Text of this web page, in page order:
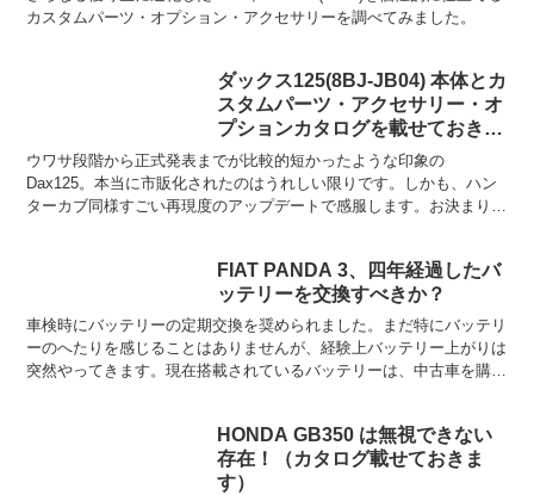
カスタムパーツ・オプション・アクセサリーを調べてみました。
ダックス125(8BJ-JB04) 本体とカ
スタムパーツ・アクセサリー・オ
プションカタログを載せておきま
す
ウワサ段階から正式発表までが比較的短かったような印象の
Dax125。本当に市販化されたのはうれしい限りです。しかも、ハン
ターカブ同様すごい再現度のアップデートで感服します。お決まりの
FIAT PANDA 3、四年経過したバ
ッテリーを交換すべきか？
車検時にバッテリーの定期交換を奨められました。まだ特にバッテリ
ーのへたりを感じることはありませんが、経験上バッテリー上がりは
突然やってきます。現在搭載されているバッテリーは、中古車を購入
HONDA GB350 は無視できない
存在！（カタログ載せておきま
す）